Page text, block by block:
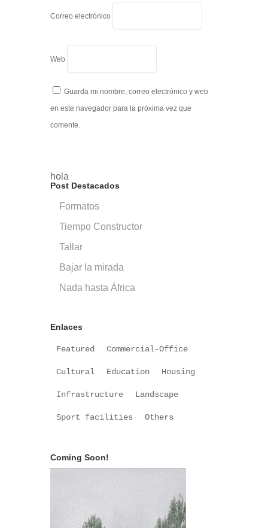
Correo electrónico
Web
Guarda mi nombre, correo electrónico y web
en este navegador para la próxima vez que
comente.
hola
Post Destacados
Formatos
Tiempo Constructor
Tallar
Bajar la mirada
Nada hasta África
Enlaces
Featured Commercial-Office
Cultural Education Housing
Infrastructure Landscape
Sport facilities Others
Coming Soon!